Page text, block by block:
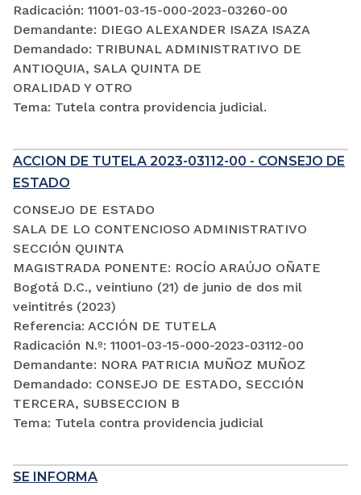
Radicación: 11001-03-15-000-2023-03260-00
Demandante: DIEGO ALEXANDER ISAZA ISAZA
Demandado: TRIBUNAL ADMINISTRATIVO DE
ANTIOQUIA, SALA QUINTA DE
ORALIDAD Y OTRO
Tema: Tutela contra providencia judicial.
ACCION DE TUTELA 2023-03112-00 - CONSEJO DE
ESTADO
CONSEJO DE ESTADO
SALA DE LO CONTENCIOSO ADMINISTRATIVO
SECCIÓN QUINTA
MAGISTRADA PONENTE: ROCÍO ARAÚJO OÑATE
Bogotá D.C., veintiuno (21) de junio de dos mil
veintitrés (2023)
Referencia: ACCIÓN DE TUTELA
Radicación N.º: 11001-03-15-000-2023-03112-00
Demandante: NORA PATRICIA MUÑOZ MUÑOZ
Demandado: CONSEJO DE ESTADO, SECCIÓN
TERCERA, SUBSECCION B
Tema: Tutela contra providencia judicial
SE INFORMA